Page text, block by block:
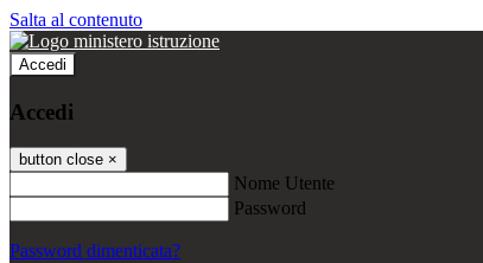
Salta al contenuto
Accedi
Accedi
button close ×
Nome Utente
Password
Password dimenticata?